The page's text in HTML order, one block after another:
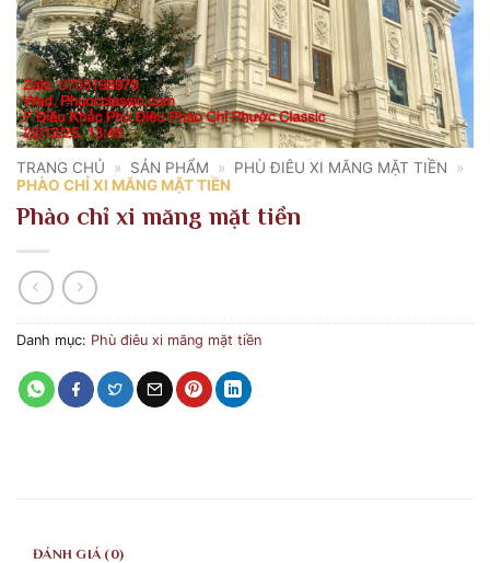
TRANG CHỦ » SẢN PHẨM » PHÙ ĐIÊU XI MĂNG MẶT TIỀN
»
PHÀO CHỈ XI MĂNG MẶT TIỀN
Phào chỉ xi măng mặt tiền
Danh mục: Phù điêu xi măng mặt tiền
ĐÁNH GIÁ (0)